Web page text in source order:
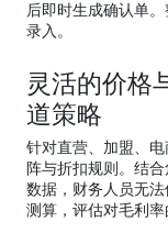
后即时生成确认单
录入。
灵活的价格
道策略
针对直营、加盟、
阵与折扣规则。结
数据，财务人员无
测算，评估对毛利率